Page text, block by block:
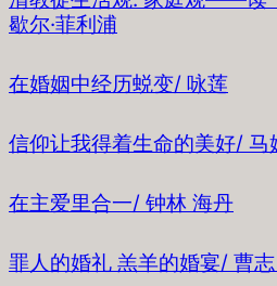
歇尔·菲利浦
在婚姻中经历蜕变/ 咏莲
信仰让我得着生命的美好/ 马
在主爱里合一/ 钟林 海丹
罪人的婚礼 羔羊的婚宴/ 曹